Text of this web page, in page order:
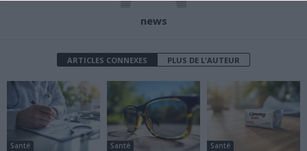
news
ARTICLES CONNEXES PLUS DE L'AUTEUR
Santé Santé Santé